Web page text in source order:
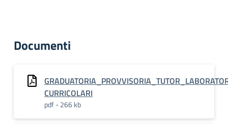
Documenti
CURRICOLARI
pdf - 266 kb